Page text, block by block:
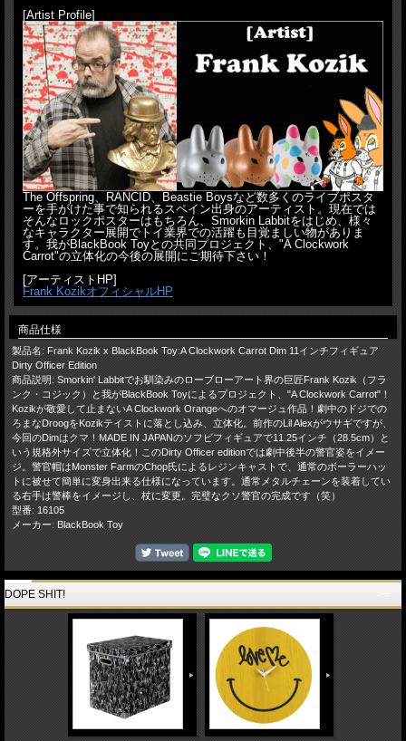
[Artist Profile]
The Offspring、RANCID、Beastie Boysなど数多くのライブポスタ
ーを手がけた事で知られるスペイン出身のアーティスト。現在では
そんなロックポスターはもちろん、Smorkin Labbitをはじめ、様々
なキャラクター展開でトイ業界での活躍も目覚ましい物がありま
す。我がBlackBook Toyとの共同プロジェクト、"A Clockwork
Carrot"の立体化の今後の展開にご期待下さい！
[アーティストHP]
Frank KozikオフィシャルHP
商品仕様
製品名: Frank Kozik x BlackBook Toy:A Clockwork Carrot Dim 11インチフィギュア
Dirty Officer Edition
商品説明: Smorkin' Labbitでお馴染みのローブローアート界の巨匠Frank Kozik（フラ
ンク・コジック）と我がBlackBook Toyによるプロジェクト、"A Clockwork Carrot"！
Kozikが敬愛して止まないA Clockwork Orangeへのオマージュ作品！劇中のドジでの
ろまなDroogをKozikテイストに落とし込み、立体化。前作のLil Alexがウサギですが、
今回のDimはクマ！MADE IN JAPANのソフビフィギュアで11.25インチ（28.5cm）と
いう規格外サイズで立体化！このDirty Officer editionでは劇中後半の警官姿をイメー
ジ。警官帽はMonster FarmのChop氏によるレジンキャストで、通常のボーラーハッ
トに被せて簡単に変身出来る仕様になっています。通常メタルチェーンを装着してい
る右手は警棒をイメージし、杖に変更。完璧なクソ警官の完成です（笑）
型番: 16105
メーカー: BlackBook Toy
DOPE SHIT!